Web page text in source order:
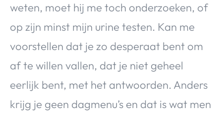
weten, moet hij me toch onderzoeken, of
op zijn minst mijn urine testen. Kan me
voorstellen dat je zo desperaat bent om
af te willen vallen, dat je niet geheel
eerlijk bent, met het antwoorden. Anders
krijg je geen dagmenu’s en dat is wat men